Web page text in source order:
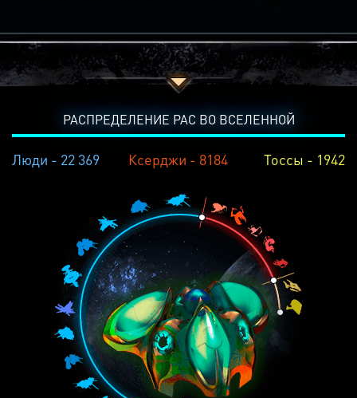
РАСПРЕДЕЛЕНИЕ РАС ВО ВСЕЛЕННОЙ
Люди - 22 369 Ксерджи - 8184 Тоссы - 1942